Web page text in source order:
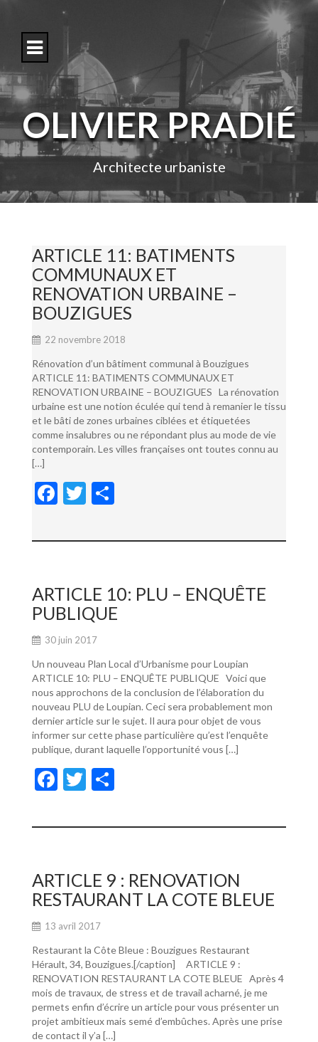
o
c
n
e
OLIVIER PRADIÉ
Architecte urbaniste
ARTICLE 11: BATIMENTS
COMMUNAUX ET
RENOVATION URBAINE –
BOUZIGUES
22 novembre 2018
Rénovation d’un bâtiment communal à Bouzigues
ARTICLE 11: BATIMENTS COMMUNAUX ET
RENOVATION URBAINE – BOUZIGUES La rénovation
urbaine est une notion éculée qui tend à remanier le tissu
et le bâti de zones urbaines ciblées et étiquetées
comme insalubres ou ne répondant plus au mode de vie
contemporain. Les villes françaises ont toutes connu au
[…]
F
e
o
o
k
T
itt ta
er
ARTICLE 10: PLU – ENQUÊTE
PUBLIQUE
30 juin 2017
Un nouveau Plan Local d’Urbanisme pour Loupian
ARTICLE 10: PLU – ENQUÊTE PUBLIQUE Voici que
nous approchons de la conclusion de l’élaboration du
nouveau PLU de Loupian. Ceci sera probablement mon
dernier article sur le sujet. Il aura pour objet de vous
informer sur cette phase particulière qu’est l’enquête
publique, durant laquelle l’opportunité vous […]
F
e
o
o
k
T
itt ta
er
ARTICLE 9 : RENOVATION
RESTAURANT LA COTE BLEUE
13 avril 2017
Restaurant la Côte Bleue : Bouzigues Restaurant
Hérault, 34, Bouzigues.[/caption] ARTICLE 9 :
RENOVATION RESTAURANT LA COTE BLEUE Après 4
mois de travaux, de stress et de travail acharné, je me
permets enfin d’écrire un article pour vous présenter un
projet ambitieux mais semé d’embûches. Après une prise
de contact il y’a […]